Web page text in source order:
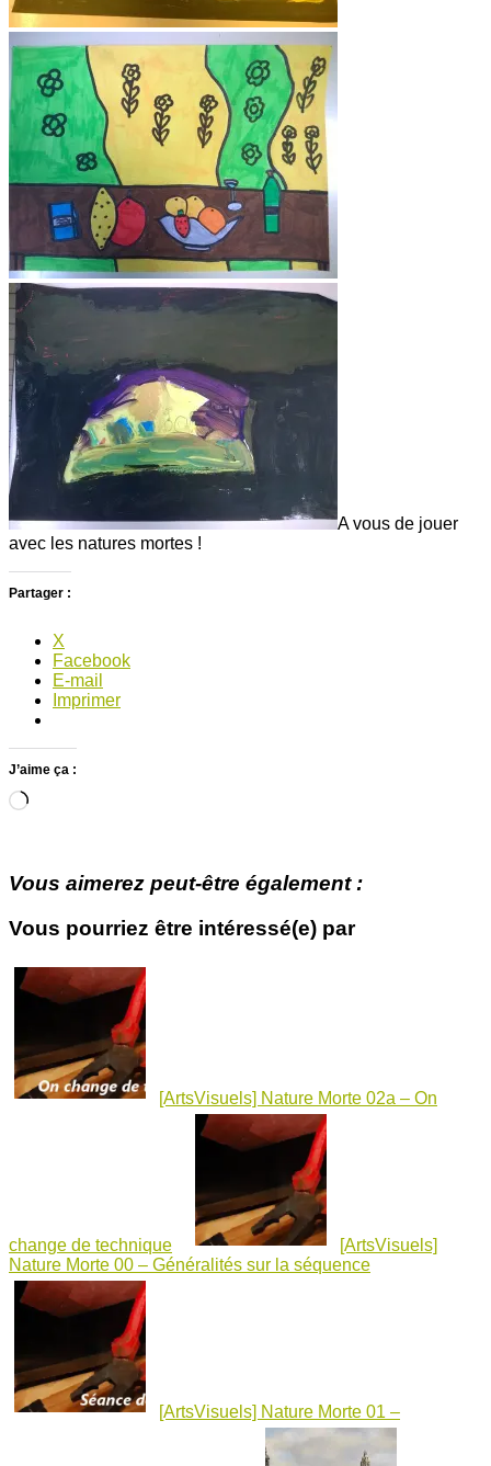
A vous de jouer
avec les natures mortes !
Partager :
X
Facebook
E-mail
Imprimer
J’aime ça :
Chargement…
Vous aimerez peut-être également :
Vous pourriez être intéressé(e) par
[ArtsVisuels] Nature Morte 02a – On
change de technique
[ArtsVisuels]
Nature Morte 00 – Généralités sur la séquence
[ArtsVisuels] Nature Morte 01 –